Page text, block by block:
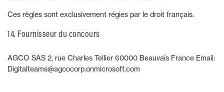
Ces règles sont exclusivement régies par le droit français.
14. Fournisseur du concours
AGCO SAS 2, rue Charles Tellier 60000 Beauvais France Email:
Digitalteams@agcocorp.onmicrosoft.com